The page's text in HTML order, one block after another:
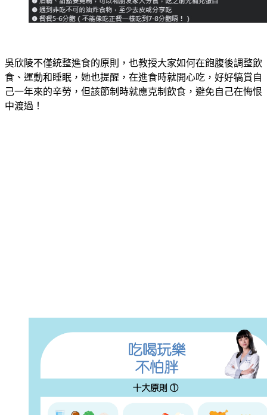
吳欣陵不僅統整進食的原則，也教授大家如何在飽腹後調整飲
食、運動和睡眠，她也提醒，在進食時就開心吃，好好犒賞自
己一年來的辛勞，但該節制時就應克制飲食，避免自己在悔恨